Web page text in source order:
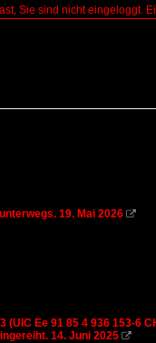
Sie sind nicht eingeloggt.
19. Mai 2026 
Ee 91 85 4 936 153-6
14. Juni 2025 